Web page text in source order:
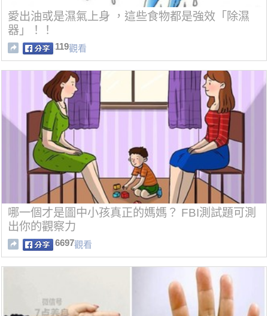
愛出油或是濕氣上身 ，這些食物都是強效「除濕
器」！！
119觀看
哪一個才是圖中小孩真正的媽媽？ FBI測試題可測
出你的觀察力
6697觀看